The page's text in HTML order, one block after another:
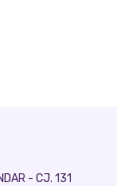
- CJ. 131